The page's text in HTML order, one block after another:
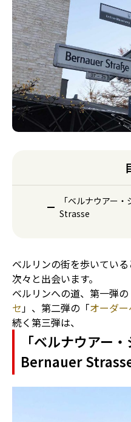
「ベルナウアー
Strasse
ベルリンの街を歩いてい
次々と出会います。
ベルリンへの道、第一弾の
セ 」、第二弾の「オーダ
続く第三弾は、
「ベルナウアー
Bernauer